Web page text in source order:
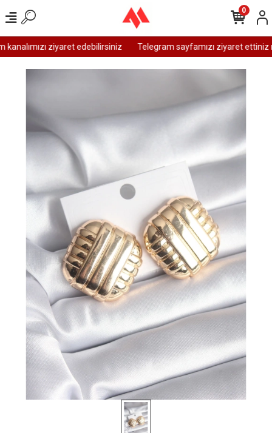
ziyaret edebilirsiniz Telegram sayfamızı ziyaret ettiniz
0